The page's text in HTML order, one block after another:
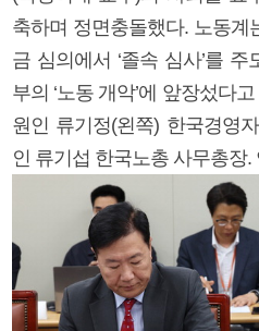
축하며 정면충돌했다. 노동계
금 심의에서 ‘졸속 심사’를
부의 ‘노동 개악’에 앞장섰다
원인 류기정(왼쪽) 한국경영
인 류기섭 한국노총 사무총장.